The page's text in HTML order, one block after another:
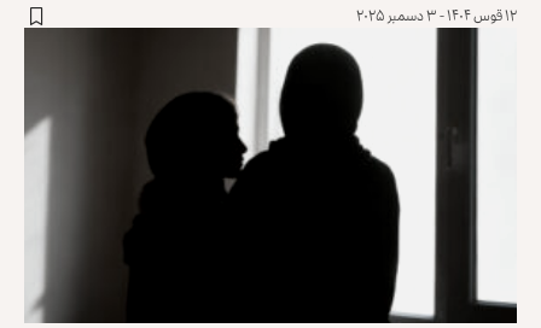
۱۲ قوس ۱۴۰۴ - ۳ دسمبر ۲۰۲۵